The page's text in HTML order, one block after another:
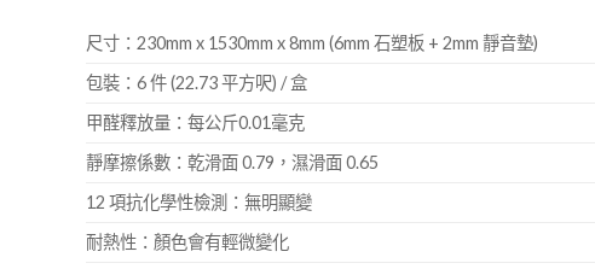
尺寸：230mm x 1530mm x 8mm (6mm 石塑板 + 2mm 靜音墊)
包裝：6 件 (22.73 平方呎) / 盒
甲醛釋放量：每公斤0.01毫克
靜摩擦係數：乾滑面 0.79，濕滑面 0.65
12 項抗化學性檢測：無明顯變
耐熱性：顏色會有輕微變化